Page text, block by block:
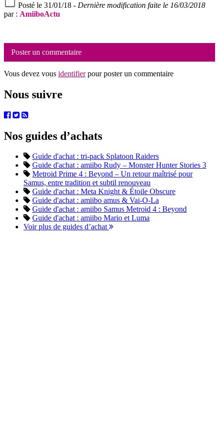
Posté le 31/01/18 - Dernière modification faite le 16/03/2018
par : AmiiboActu
Poster un commentaire
Vous devez vous identifierpour poster un commentaire
Nous suivre
Nos guides d’achats
Guide d'achat : tri-pack Splatoon Raiders
Guide d'achat : amiibo Rudy – Monster Hunter Stories 3
Metroid Prime 4 : Beyond – Un retour maîtrisé pour
Samus, entre tradition et subtil renouveau
Guide d'achat : Meta Knight & Étoile Obscure
Guide d'achat : amiibo amus & Vai-O-La
Guide d'achat : amiibo Samus Metroid 4 : Beyond
Guide d'achat : amiibo Mario et Luma
Voir plus de guides d’achat